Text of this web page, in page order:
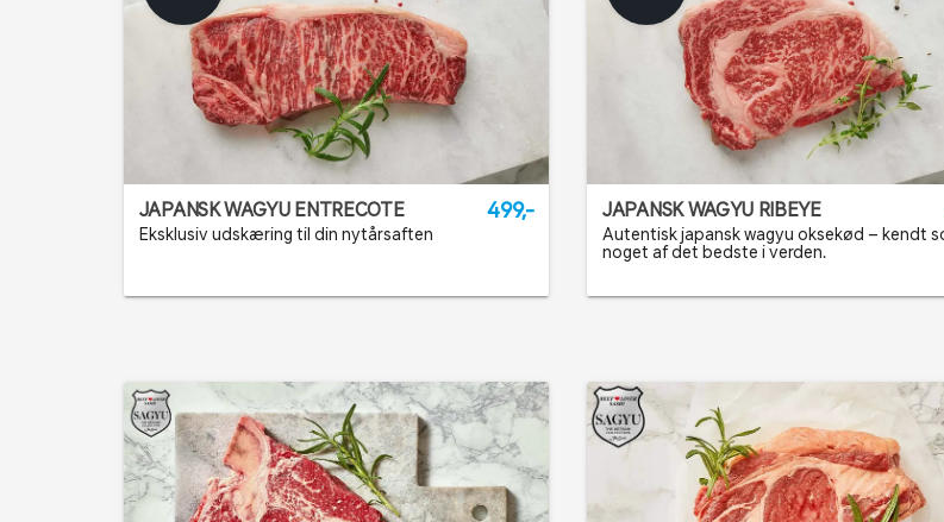
JAPANSK WAGYU ENTRECOTE 499,-
Eksklusiv udskæring til din nytårsaften
JAPANSK WAGYU RIBEYE
Autentisk japansk wagyu oksekød – kendt
noget af det bedste i verden.